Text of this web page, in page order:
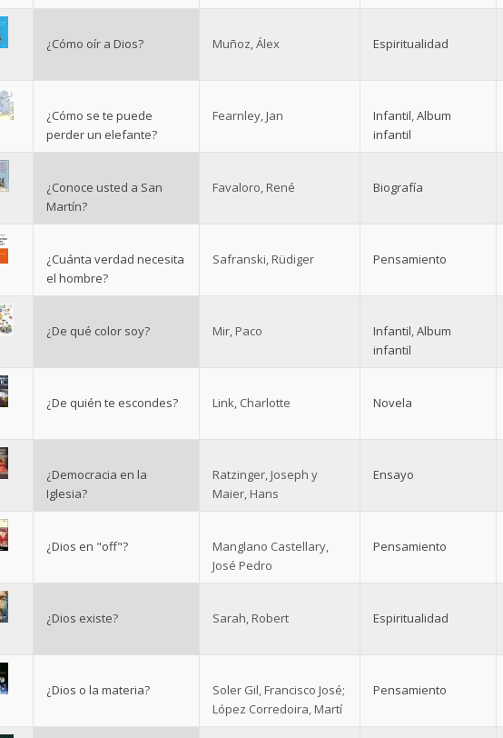
¿Cómo oír a Dios? Muñoz, Álex Espiritualidad
¿Cómo se te puede
perder un elefante?
Fearnley, Jan Infantil Album
infantil
¿Conoce usted a San
Martín?
Favaloro, René Biografía
¿Cuánta verdad necesita
el hombre?
Safranski, Rüdiger Pensamiento
¿De qué color soy? Mir, Paco Infantil Album
infantil
¿De quién te escondes? Link, Charlotte Novela
¿Democracia en la
Iglesia?
Ratzinger, Joseph y
Maier, Hans
Ensayo
¿Dios en "off"?
Manglano Castellary,
José Pedro
Pensamiento
¿Dios existe? Sarah, Robert Espiritualidad
¿Dios o la materia?
Soler Gil, Francisco José;
López Corredoira, Martí
Pensamiento